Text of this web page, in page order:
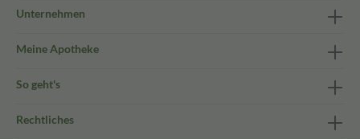
Unternehmen
Meine Apotheke
So geht's
Rechtliches